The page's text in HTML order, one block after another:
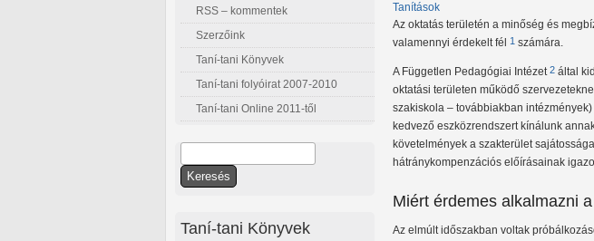
Tanítások
Az oktatás területén a minőség és
valamennyi érdekelt fél
1 számára.
A Független Pedagógiai Intézet2 által
oktatási területen működő
szakiskola – továbbiakban
kedvező eszközrendszert kínálunk
követelmények a szakterület
hátránykompenzációs előírásainak
Miért érdemes alkalmazni
Az elmúlt időszakban voltak
RSS – kommentek
Szerzőink
Taní-tani Könyvek
Taní-tani folyóirat 2007-2010
Taní-tani Online 2011-től
Keresés űrlap
Taní-tani Könyvek